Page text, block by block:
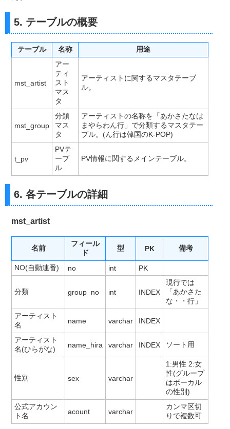
5. テーブルの概要
テーブル 名称 用途
mst_artist
アー
ティ
スト
マス
タ
アーティストに関するマスタテーブ
ル。
mst_group
分類
マス
タ
アーティストの名称を「あかさたなは
まやらわん行」で分類するマスタテー
ブル。(ん行は韓国のK-POP)
t_pv
PVテ
ーブ
ル
PV情報に関するメインテーブル。
6. 各テーブルの詳細
mst_artist
名前
フィール
ド
型 PK 備考
NO(自動連番) no int PK
分類 group_no int INDEX
現行では
「あかさた
な・・行」
アーティスト
名
name varchar INDEX
アーティスト
名(ひらがな)
name_hira varchar INDEX ソート用
性別 sex varchar
1:男性 2:女
性(グループ
はボーカル
の性別)
公式アカウン
ト名
acount varchar
カンマ区切
りで複数可